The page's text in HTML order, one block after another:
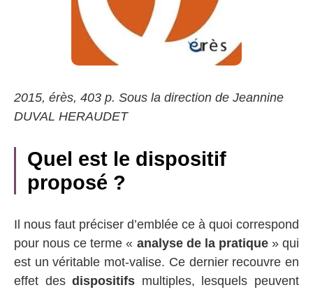
2015, érès, 403 p. Sous la direction de Jeannine
DUVAL HERAUDET
Quel est le dispositif
proposé ?
Il nous faut préciser d’emblée ce à quoi correspond
pour nous ce terme « analyse de la pratique » qui
est un véritable mot-valise. Ce dernier recouvre en
effet desdispositifs multiples, lesquels peuvent